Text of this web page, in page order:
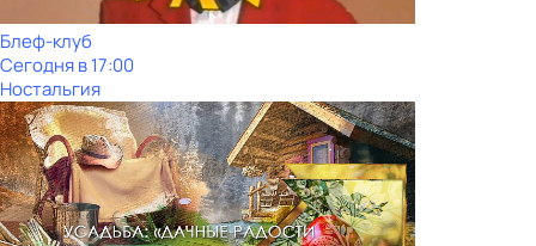
Блеф-клуб
Сегодня в 17:00
Ностальгия